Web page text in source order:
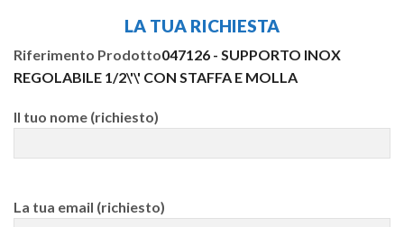
LA TUA RICHIESTA
Riferimento Prodotto047126 - SUPPORTO INOX
REGOLABILE 1/2\'\' CON STAFFA E MOLLA
Il tuo nome (richiesto)
La tua email (richiesto)